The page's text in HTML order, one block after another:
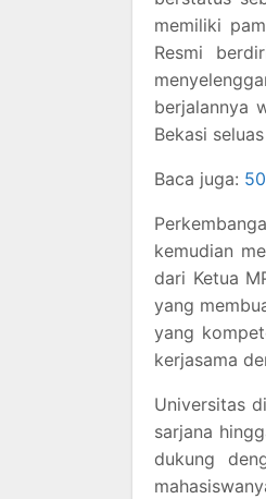
memiliki
Resmi
berjalannya
Bekasi
Baca juga:
kemudian
dari Ketua
yang
yang
kerjasama
Universitas
sarjana
dukung